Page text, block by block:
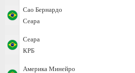
Сао Бернардо
Сеара
Сеара
КРБ
Америка Минейро